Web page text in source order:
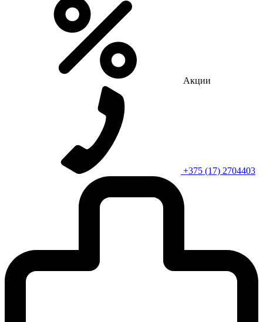
Акции
+375 (17) 2704403